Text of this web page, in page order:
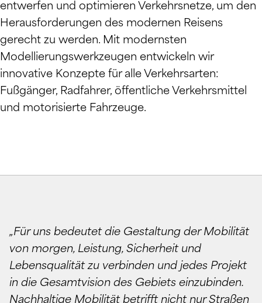
entwerfen und optimieren Verkehrsnetze, um den
Herausforderungen des modernen Reisens
gerecht zu werden. Mit modernsten
Modellierungswerkzeugen entwickeln wir
innovative Konzepte für alle Verkehrsarten:
Fußgänger, Radfahrer, öffentliche Verkehrsmittel
und motorisierte Fahrzeuge.
„Für uns bedeutet die Gestaltung der Mobilität
von morgen, Leistung, Sicherheit und
Lebensqualität zu verbinden und jedes Projekt
in die Gesamtvision des Gebiets einzubinden.
Nachhaltige Mobilität betrifft nicht nur Straßen